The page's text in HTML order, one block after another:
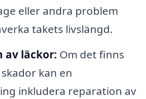
eller andra problem
takets livslängd.
av läckor: Om det finns
kan en
inkludera reparation av